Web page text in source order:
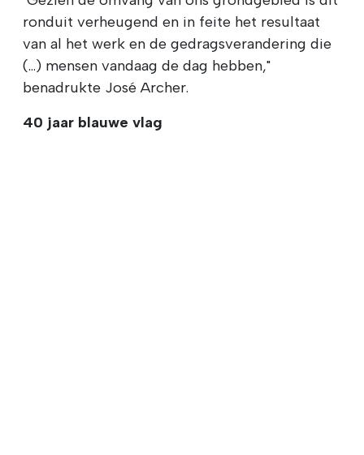
ronduit verheugend en in feite het resultaat
van al het werk en de gedragsverandering die
(...) mensen vandaag de dag hebben,"
benadrukte José Archer.
40 jaar blauwe vlag